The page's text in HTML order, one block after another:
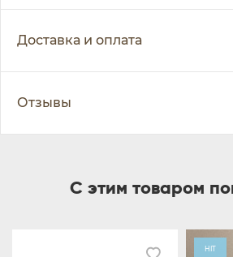
Доставка и оплата
Отзывы
С этим товаром
HIT